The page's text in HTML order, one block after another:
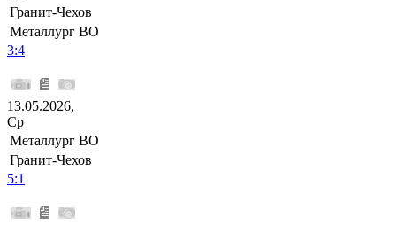
Гранит-Чехов
Металлург ВО
3:4
13.05.2026,
Ср
Металлург ВО
Гранит-Чехов
5:1